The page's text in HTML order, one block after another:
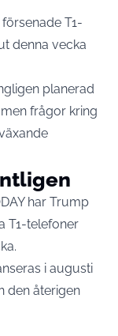
T1-
denna vecka
planerad
frågor kring
har Trump
T1-telefoner
i augusti
den återigen